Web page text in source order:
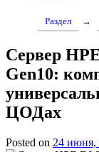
Раздел →
Сервер
Gen10:
ЦОДах
Posted on 24 июня,